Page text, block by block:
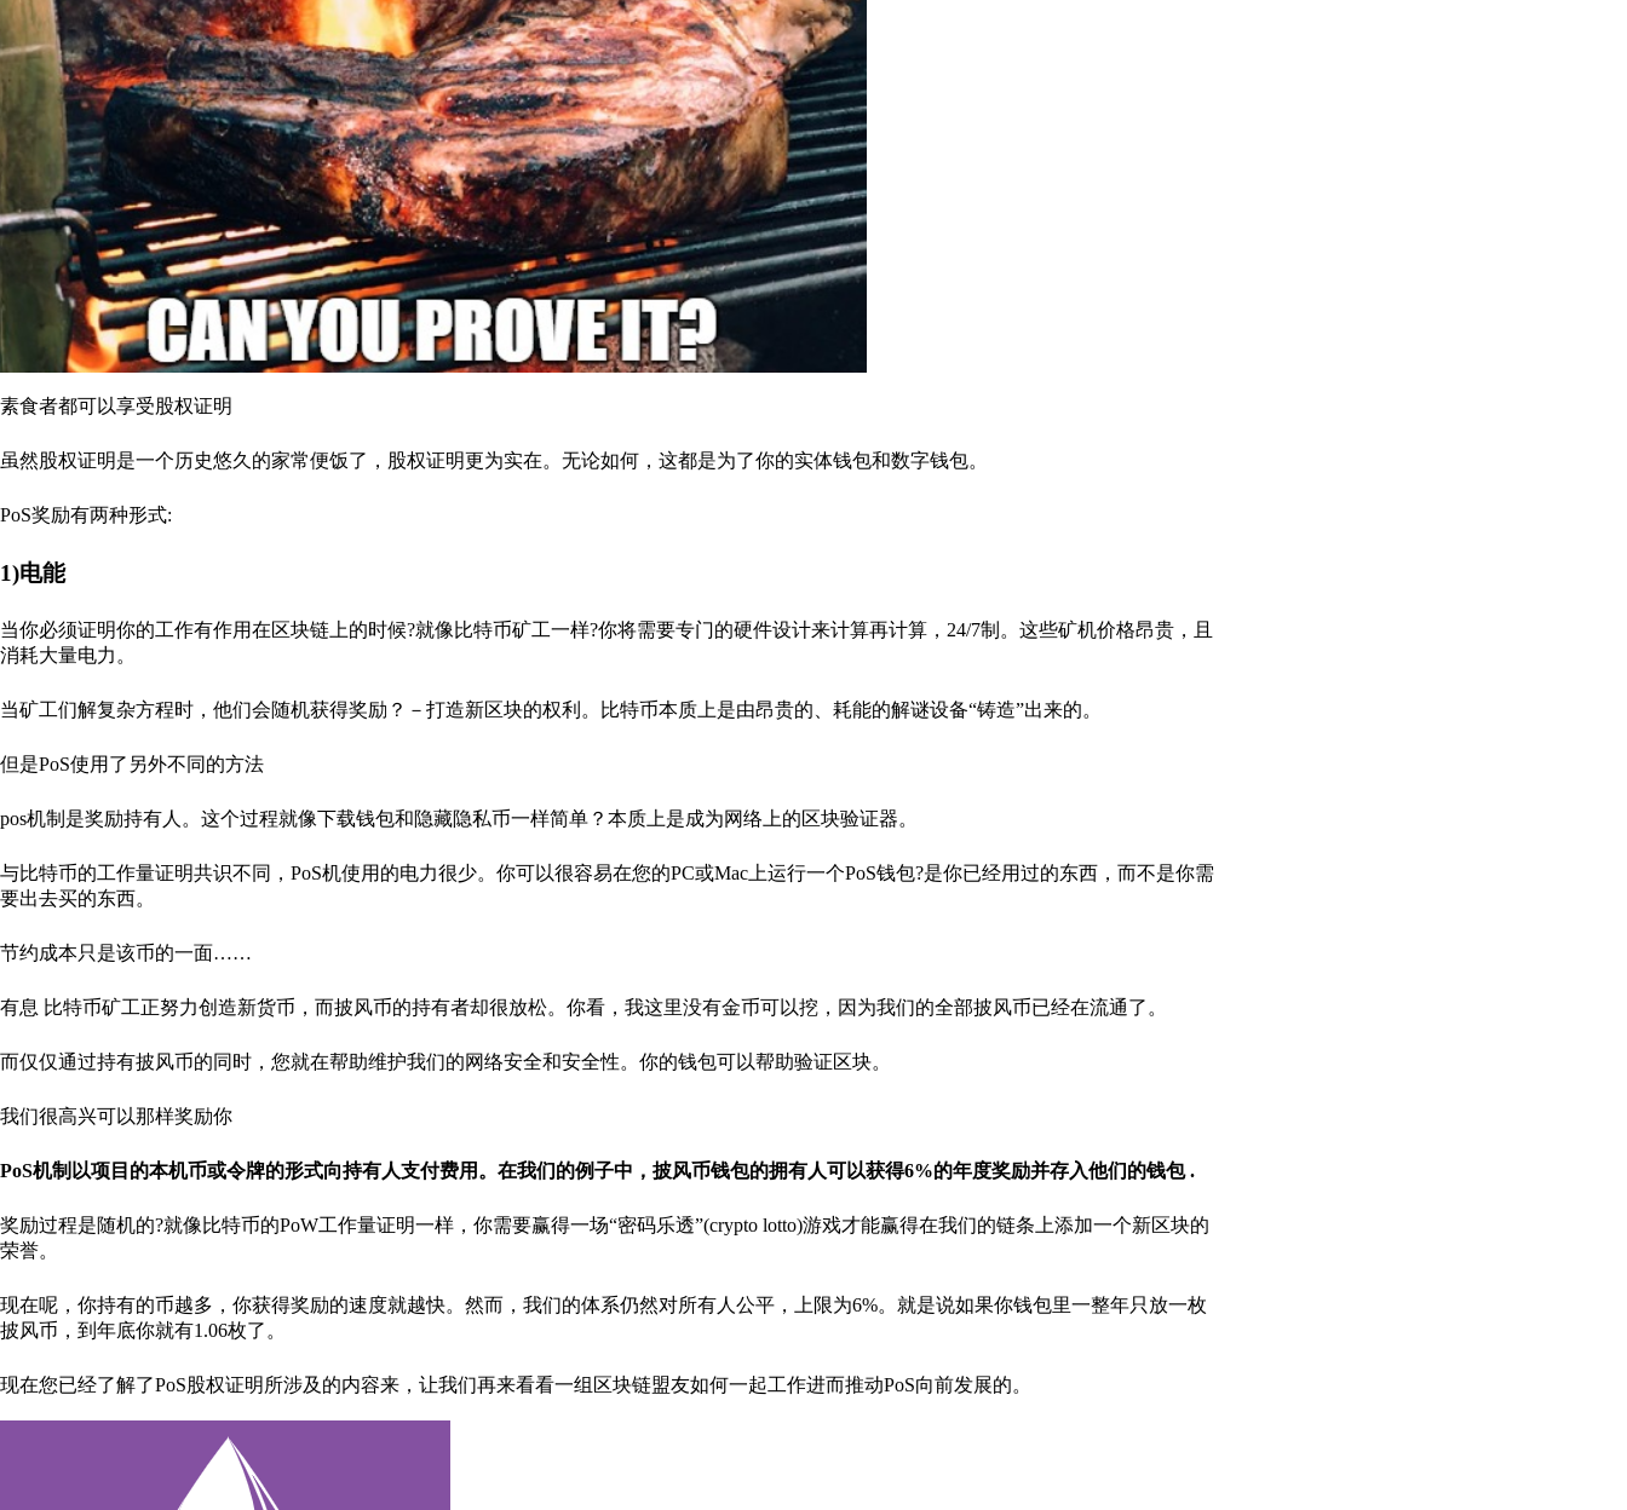
素食者都可以享受股权证明
虽然股权证明是一个历史悠久的家常便饭了，股权证明更为实在。无论如何，这都是为了你的实体钱包和数字钱包。
PoS奖励有两种形式:
1)电能
当你必须证明你的工作有作用在区块链上的时候?就像比特币矿工一样?你将需要专门的硬件设计来计算再计算，24/7制。这些矿机价格昂贵，且
消耗大量电力。
当矿工们解复杂方程时，他们会随机获得奖励？－打造新区块的权利。比特币本质上是由昂贵的、耗能的解谜设备“铸造”出来的。
但是PoS使用了另外不同的方法
pos机制是奖励持有人。这个过程就像下载钱包和隐藏隐私币一样简单？本质上是成为网络上的区块验证器。
与比特币的工作量证明共识不同，PoS机使用的电力很少。你可以很容易在您的PC或Mac上运行一个PoS钱包?是你已经用过的东西，而不是你需
要出去买的东西。
节约成本只是该币的一面……
有息 比特币矿工正努力创造新货币，而披风币的持有者却很放松。你看，我这里没有金币可以挖，因为我们的全部披风币已经在流通了。
而仅仅通过持有披风币的同时，您就在帮助维护我们的网络安全和安全性。你的钱包可以帮助验证区块。
我们很高兴可以那样奖励你
PoS机制以项目的本机币或令牌的形式向持有人支付费用。在我们的例子中，披风币钱包的拥有人可以获得6%的年度奖励并存入他们的钱包 .
奖励过程是随机的?就像比特币的PoW工作量证明一样，你需要赢得一场“密码乐透”(crypto lotto)游戏才能赢得在我们的链条上添加一个新区块的
荣誉。
现在呢，你持有的币越多，你获得奖励的速度就越快。然而，我们的体系仍然对所有人公平，上限为6%。就是说如果你钱包里一整年只放一枚
披风币，到年底你就有1.06枚了。
现在您已经了解了PoS股权证明所涉及的内容来，让我们再来看看一组区块链盟友如何一起工作进而推动PoS向前发展的。